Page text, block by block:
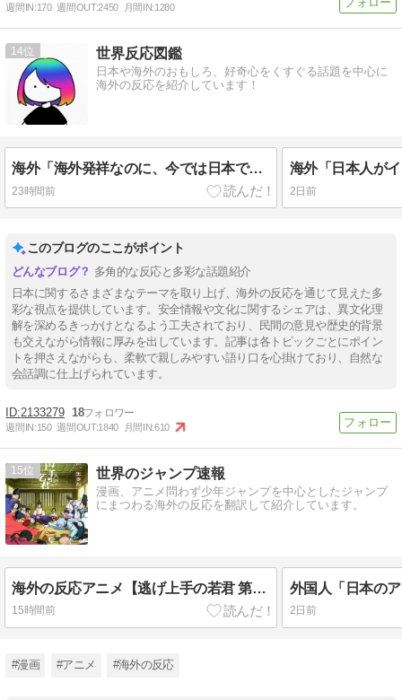
週間IN:170 週間OUT:2450 月間IN:1280
14 世界反応図鑑
日本や海外のおもしろ、好奇心をくすぐる話題を中心に
海外の反応を紹介しています！
海外「海外発祥なのに、今では日本で定着してるものって何？その逆も教えて！」（海外の反応）
23時間前 2日前
このブログのここがポイント
多角的な反応と多彩な話題紹介
日本に関するさまざまなテーマを取り上げ、海外の反応を通じて見えた多
彩な視点を提供しています。安全情報や文化に関するシェアは、異文化理
解を深めるきっかけとなるよう工夫されており、民間の意見や歴史的背景
も交えながら情報に厚みを出しています。記事は各トピックごとにポイン
トを押さえながらも、柔軟で親しみやすい語り口を心掛けており、自然な
会話調に仕上げられています。
2133279 18
週間IN:150 週間OUT:1840 月間IN:610
15 世界のジャンプ速報
漫画、アニメ問わず少年ジャンプを中心としたジャンプ
にまつわる海外の反応を翻訳して紹介しています。
海外の反応アニメ【逃げ上手の若君 第二期】第16話感想「中世の戦いに戦車持ってきた奴がいるぞｗｗｗ」
15時間前 2日前
#漫画 #アニメ #海外の反応